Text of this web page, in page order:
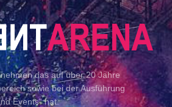
das auf über 20 Jahre
sowie bei der Ausführung
Events“ hat.